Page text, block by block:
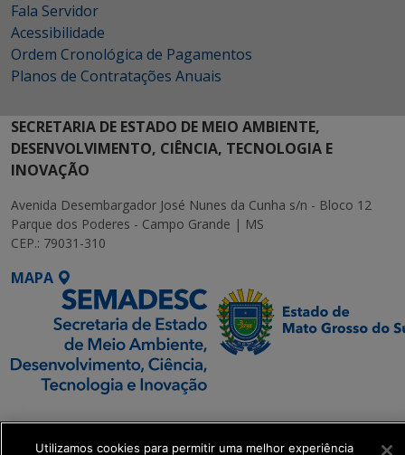
Fala Servidor
Acessibilidade
Ordem Cronológica de Pagamentos
Planos de Contratações Anuais
SECRETARIA DE ESTADO DE MEIO AMBIENTE,
DESENVOLVIMENTO, CIÊNCIA, TECNOLOGIA E
INOVAÇÃO
Avenida Desembargador José Nunes da Cunha s/n - Bloco 12
Parque dos Poderes - Campo Grande | MS
CEP.: 79031-310
MAPA
SETDIG | Secretaria-
Executiva de
Utilizamos cookies para permitir uma melhor experiência